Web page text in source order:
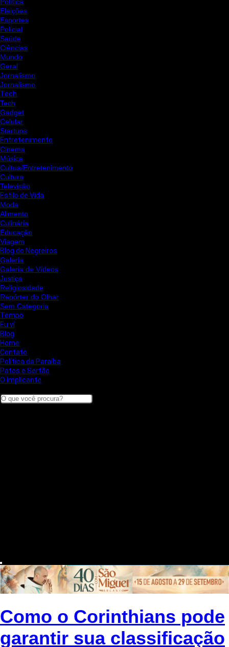
Eleições
Esportes
Policial
Saúde
Ciências
Mundo
Geral
Jornalismo
Jornalismo
Tech
Tech
Gadget
Celular
Startups
Entretenimento
Cinema
Música
Cultua/Entretenimento
Cultura
Televisão
Estilo de Vida
Moda
Alimento
Culinária
Educação
Viagem
Blog do Negreiros
Galeria
Galeria de Vídeos
Justiça
Religiosidade
Repórter do Olhar
Sem Categoria
Tempo
Eu ví
Blog
Home
Contato
Política da Paraíba
Patos e Sertão
O Implicante
Como o Corinthians pode
garantir sua classificação